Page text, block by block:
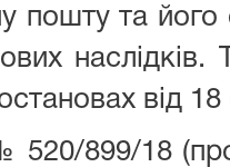
пошту та
наслідків.
від
520/899/18